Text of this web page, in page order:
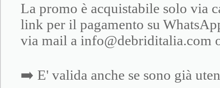
La promo è acquistabile solo via
link per il pagamento su
via mail a info@debriditalia.com
➡️ E' valida anche se sono già